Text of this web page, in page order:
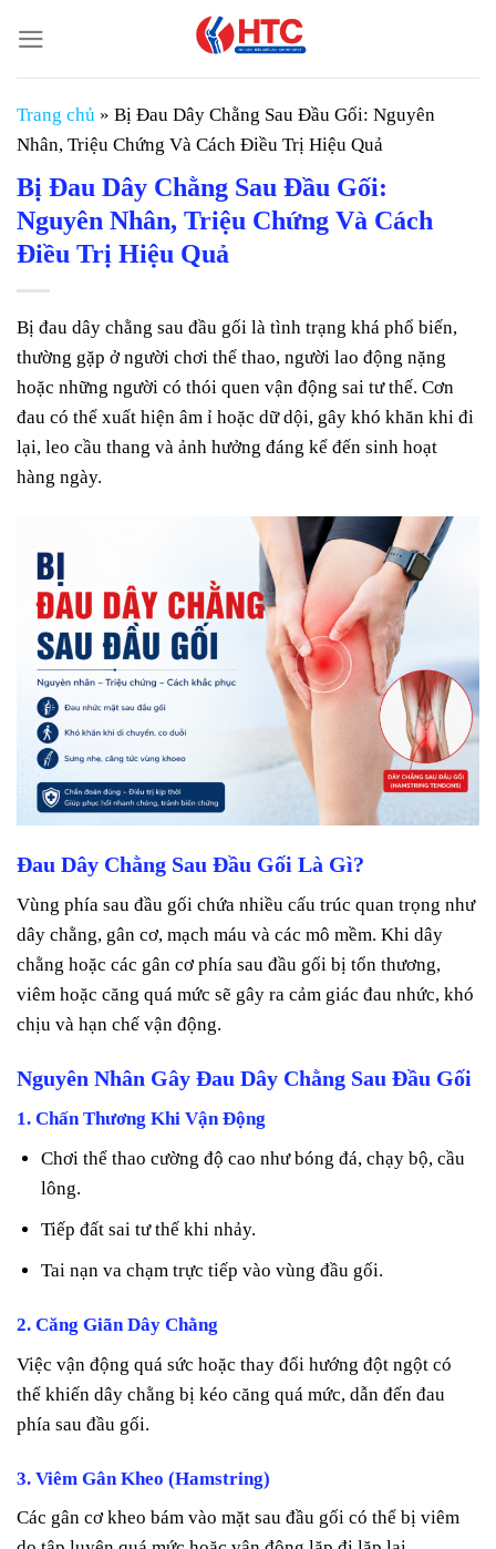
đến
nội
dung
Trang chủ » Bị Đau Dây Chằng Sau Đầu Gối: Nguyên
Nhân, Triệu Chứng Và Cách Điều Trị Hiệu Quả
Bị Đau Dây Chằng Sau Đầu Gối:
Nguyên Nhân, Triệu Chứng Và Cách
Điều Trị Hiệu Quả
Bị đau dây chằng sau đầu gối là tình trạng khá phổ biến,
thường gặp ở người chơi thể thao, người lao động nặng
hoặc những người có thói quen vận động sai tư thế. Cơn
đau có thể xuất hiện âm ỉ hoặc dữ dội, gây khó khăn khi đi
lại, leo cầu thang và ảnh hưởng đáng kể đến sinh hoạt
hàng ngày.
Đau Dây Chằng Sau Đầu Gối Là Gì?
Vùng phía sau đầu gối chứa nhiều cấu trúc quan trọng như
dây chằng, gân cơ, mạch máu và các mô mềm. Khi dây
chằng hoặc các gân cơ phía sau đầu gối bị tổn thương,
viêm hoặc căng quá mức sẽ gây ra cảm giác đau nhức, khó
chịu và hạn chế vận động.
Nguyên Nhân Gây Đau Dây Chằng Sau Đầu Gối
1. Chấn Thương Khi Vận Động
Chơi thể thao cường độ cao như bóng đá, chạy bộ, cầu
lông.
Tiếp đất sai tư thế khi nhảy.
Tai nạn va chạm trực tiếp vào vùng đầu gối.
2. Căng Giãn Dây Chằng
Việc vận động quá sức hoặc thay đổi hướng đột ngột có
thể khiến dây chằng bị kéo căng quá mức, dẫn đến đau
phía sau đầu gối.
3. Viêm Gân Kheo (Hamstring)
Các gân cơ kheo bám vào mặt sau đầu gối có thể bị viêm